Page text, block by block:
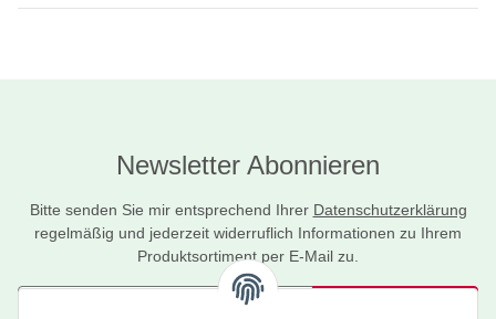
Newsletter Abonnieren
Bitte senden Sie mir entsprechend Ihrer Datenschutzerklärung
regelmäßig und jederzeit widerruflich Informationen zu Ihrem
Produktsortiment per E-Mail zu.